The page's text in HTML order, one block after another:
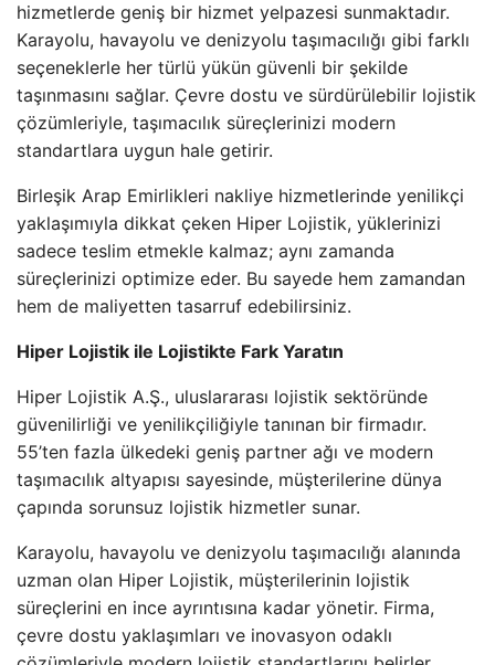
hizmetlerde geniş bir hizmet yelpazesi sunmaktadır.
Karayolu, havayolu ve denizyolu taşımacılığı gibi farklı
seçeneklerle her türlü yükün güvenli bir şekilde
taşınmasını sağlar. Çevre dostu ve sürdürülebilir lojistik
çözümleriyle, taşımacılık süreçlerinizi modern
standartlara uygun hale getirir.
Birleşik Arap Emirlikleri nakliye hizmetlerinde yenilikçi
yaklaşımıyla dikkat çeken Hiper Lojistik, yüklerinizi
sadece teslim etmekle kalmaz; aynı zamanda
süreçlerinizi optimize eder. Bu sayede hem zamandan
hem de maliyetten tasarruf edebilirsiniz.
Hiper Lojistik ile Lojistikte Fark Yaratın
Hiper Lojistik A.Ş., uluslararası lojistik sektöründe
güvenilirliği ve yenilikçiliğiyle tanınan bir firmadır.
55’ten fazla ülkedeki geniş partner ağı ve modern
taşımacılık altyapısı sayesinde, müşterilerine dünya
çapında sorunsuz lojistik hizmetler sunar.
Karayolu, havayolu ve denizyolu taşımacılığı alanında
uzman olan Hiper Lojistik, müşterilerinin lojistik
süreçlerini en ince ayrıntısına kadar yönetir. Firma,
çevre dostu yaklaşımları ve inovasyon odaklı